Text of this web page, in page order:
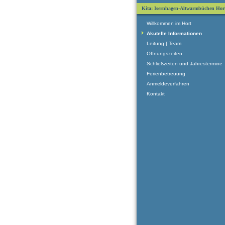
Kita: Isernhagen-Altwarmbüchen
Willkommen im Hort
Akutelle Informationen
Leitung | Team
Öffnungszeiten
Schließzeiten und Jahrestermine
Ferienbetreuung
Anmeldeverfahren
Kontakt